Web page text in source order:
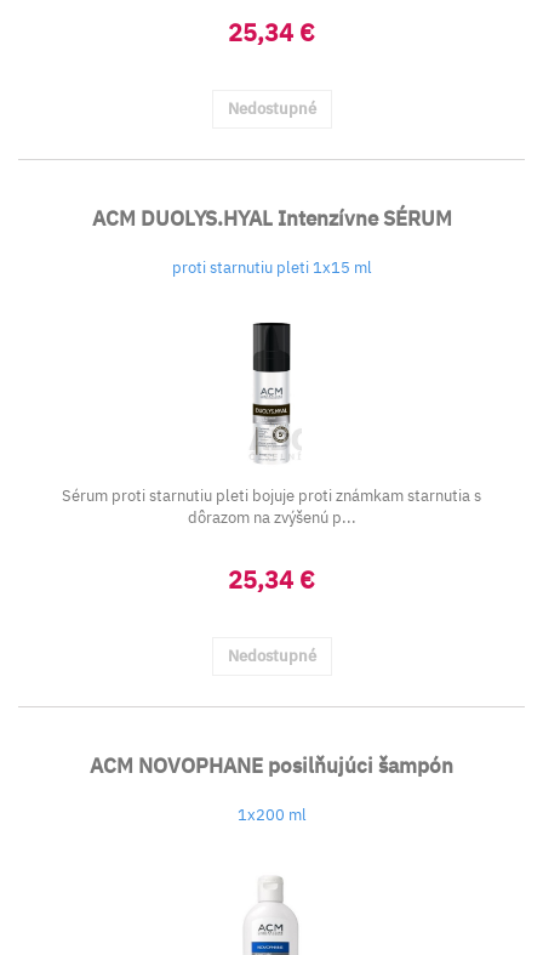
25,34 €
Nedostupné
ACM DUOLYS.HYAL Intenzívne SÉRUM
proti starnutiu pleti 1x15 ml
Sérum proti starnutiu pleti bojuje proti známkam starnutia s
dôrazom na zvýšenú p...
25,34 €
Nedostupné
ACM NOVOPHANE posilňujúci šampón
1x200 ml